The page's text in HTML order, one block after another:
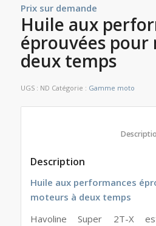
Prix sur demande
Huile aux
éprouvées pour
deux temps
UGS : ND Catégorie : Gamme moto
Description
Huile aux performances
moteurs à deux temps
Havoline Super 2T-X